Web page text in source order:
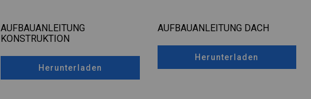
AUFBAUANLEITUNG
KONSTRUKTION
Herunterladen
AUFBAUANLEITUNG DACH
Herunterladen